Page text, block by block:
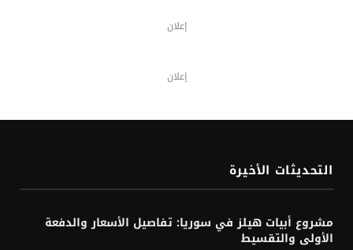
إعلان
إعلان
التحديثات الأخيرة
مشروع أبيات هيلز في سوريا: تفاصيل الأسعار والدفعة
الأولى والتقسيط